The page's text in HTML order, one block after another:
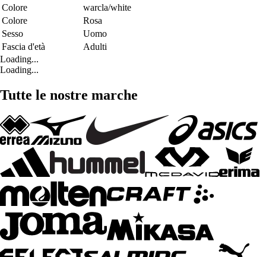
Colore
warcla/white
Colore
Rosa
Sesso
Uomo
Fascia d'età
Adulti
Loading...
Loading...
Tutte le nostre marche